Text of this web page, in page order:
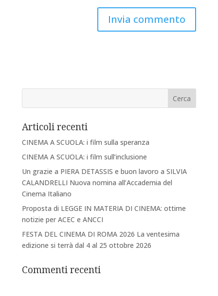
Articoli recenti
CINEMA A SCUOLA: i film sulla speranza
CINEMA A SCUOLA: i film sull’inclusione
Un grazie a PIERA DETASSIS e buon lavoro a SILVIA
CALANDRELLI Nuova nomina all’Accademia del
Cinema Italiano
Proposta di LEGGE IN MATERIA DI CINEMA: ottime
notizie per ACEC e ANCCI
FESTA DEL CINEMA DI ROMA 2026 La ventesima
edizione si terrà dal 4 al 25 ottobre 2026
Commenti recenti